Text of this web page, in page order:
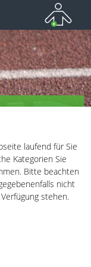
laufend für Sie
Kategorien Sie
Bitte beachten
nicht
stehen.
und